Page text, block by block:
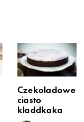
Czekoladowe
ciasto
kladdkaka